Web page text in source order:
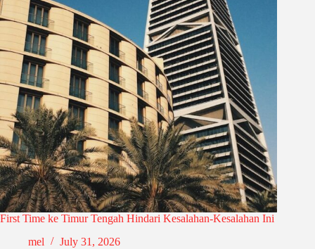
First Time ke Timur Tengah Hindari Kesalahan-Kesalahan Ini
mel
July 31, 2026